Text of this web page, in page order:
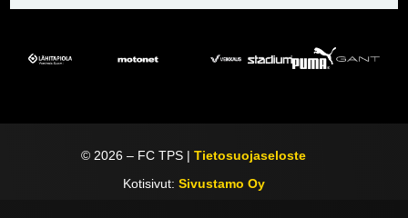
©2026 – FC TPS |Tietosuojaseloste
Kotisivut: Sivustamo Oy